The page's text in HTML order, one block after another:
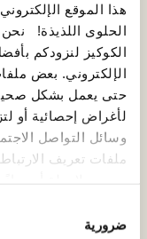
هذا الموقع
الحلوى اللذيذة!
الكوكيز لنزودكم
الإلكتروني. بعض
حتى يعمل بشكل
لأغراض إحصائية أو
وسائل التواصل
ملفات تعريف
(template: Cookies Cookiebot information letter_AR V2.0)
الموافقة
ضرورية